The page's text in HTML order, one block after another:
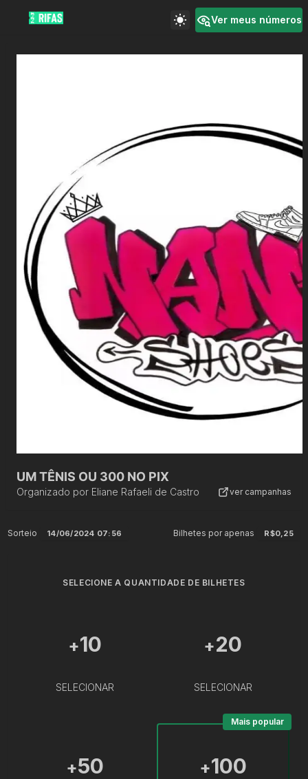
Ver meus números
UM TÊNIS OU 300 NO PIX
Organizado por Eliane Rafaeli de Castro ver campanhas
Sorteio 14/06/2024 07:56 Bilhetes por apenas R$0,25
SELECIONE A QUANTIDADE DE BILHETES
+10
SELECIONAR
+20
SELECIONAR
+50 +100
Mais popular